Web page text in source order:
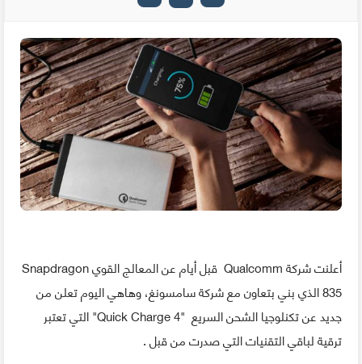
أعلنت شركة Qualcomm قبل أيام عن المعالج القوي Snapdragon
835 الذي بني بتعاون مع شركة سامسونغ، وهاهي اليوم تعلن من
جديد عن تكنلوجيا الشحن السريع "Quick Charge 4" التي تعتبر
ترقية لباقي التقنيات التي صدرت من قبل .